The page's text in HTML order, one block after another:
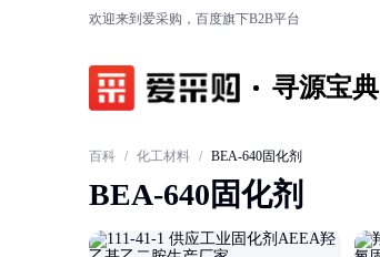
欢迎来到爱采购，百度旗下B2B平台
寻源宝典
百科 / 化工材料 / BEA-640固化剂
BEA-640固化剂